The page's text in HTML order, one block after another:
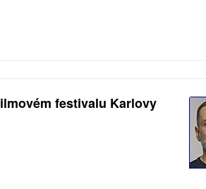
festivalu Karlovy